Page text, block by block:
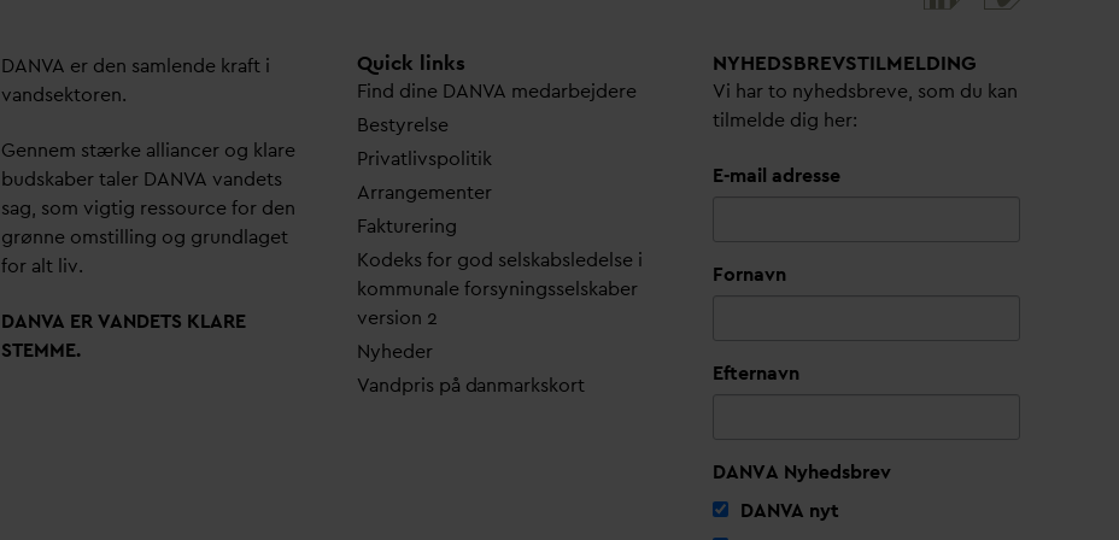
DANVA er den samlende kraft i
vandsektoren.
Gennem stærke alliancer og klare
budskaber taler DANVA vandets
sag, som vigtig ressource for den
grønne omstilling og grundlaget
for alt liv.
DANVA ERVANDETS KLARE
STEMME.
Quick links
Find dine DANVA medarbejdere
Bestyrelse
Privatlivspolitik
Arrangementer
Fakturering
Kodeks for god selskabsledelse i
kommunale forsyningsselskaber
version 2
Nyheder
Vandpris på danmarkskort
NYHEDSBREVS­TILMELDING
Vi har to nyhedsbreve, som du kan
tilmelde dig her:
E-mail adresse
Fornavn
Efternavn
DANVA Nyhedsbrev
DANVA nyt